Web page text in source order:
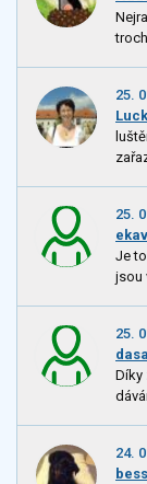
25.
25.
Je
jsou
25.
Díky
24.